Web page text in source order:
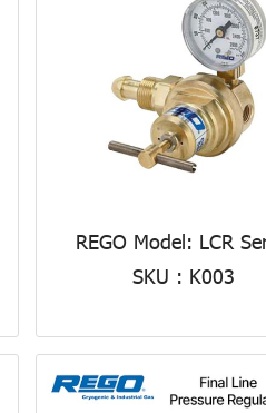
REGO Model: LCR
SKU : K003